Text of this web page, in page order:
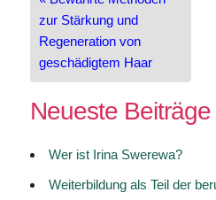
zur Stärkung und
Regeneration von
geschädigtem Haar
Neueste Beiträge
Wer ist Irina Swerewa?
Weiterbildung als Teil der